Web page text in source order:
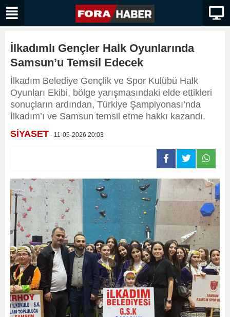
İlkadımlı Gençler Halk Oyunlarında
Samsun’u Temsil Edecek
İlkadım Belediye Gençlik ve Spor Kulübü Halk
Oyunları Ekibi, bölge yarışmasındaki elde ettikleri
sonuçların ardından, Türkiye Şampiyonası’nda
İlkadım’ı ve Samsun temsil etme hakkı kazandı.
SİYASET - 11-05-2026 20:03